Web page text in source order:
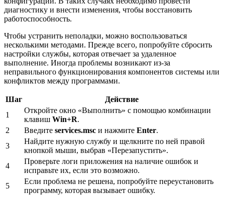
диагностику и внести изменения, чтобы восстановить
работоспособность.
Чтобы устранить неполадки, можно воспользоваться
несколькими методами. Прежде всего, попробуйте сбросить
настройки службы, которая отвечает за удаленное
выполнение. Иногда проблемы возникают из-за
неправильного функционирования компонентов системы или
конфликтов между программами.
Шаг
Действие
1
Откройте окно «Выполнить» с помощью комбинации
клавиш Win+R.
2
Введите services.msc и нажмите Enter.
3
Найдите нужную службу и щелкните по ней правой
кнопкой мыши, выбрав «Перезапустить».
4
Проверьте логи приложения на наличие ошибок и
исправьте их, если это возможно.
5
Если проблема не решена, попробуйте переустановить
программу, которая вызывает ошибку.